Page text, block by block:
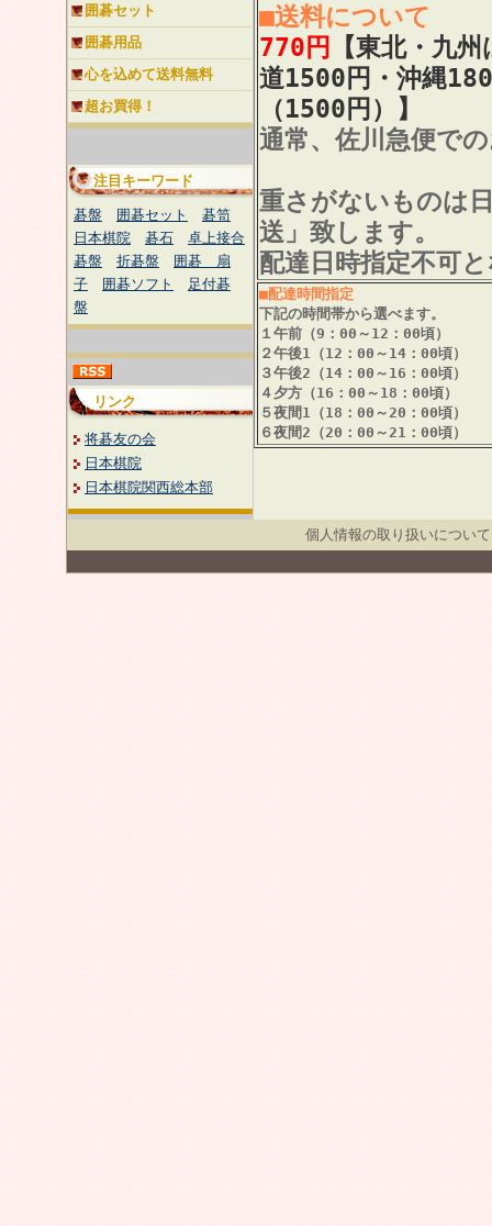
囲碁セット
囲碁用品
心を込めて送料無料
超お買得！
注目キーワード
碁盤 囲碁セット
碁笥
日本棋院
碁石
卓上接合
碁盤
折碁盤
囲碁 扇
子
囲碁ソフト
足付碁
盤
リンク
将碁友の会
日本棋院
日本棋院関西総本部
■送料について
770円
【東北・九
道1500円・沖縄
（1500円）】
通常、佐川急便で
重さがないものは
送」致します。
配達日時指定不可
■配達時間指定
下記の時間帯から選べます。
１午前（9：00～12：00頃）
２午後1（12：00～14：00頃）
３午後2（14：00～16：00頃）
４夕方（16：00～18：00頃）
５夜間1（18：00～20：00頃）
６夜間2（20：00～21：00頃）
個人情報の取り扱いについて